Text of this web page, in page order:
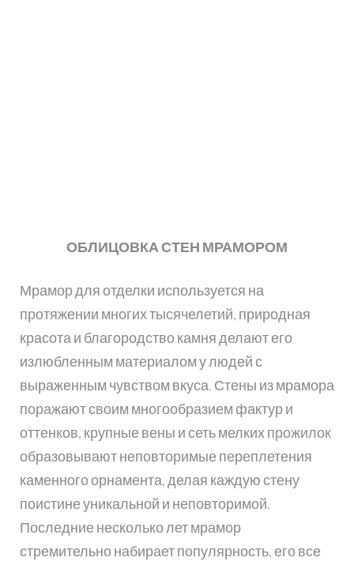
ОБЛИЦОВКА СТЕН МРАМОРОМ
Мрамор для отделки используется на
протяжении многих тысячелетий, природная
красота и благородство камня делают его
излюбленным материалом у людей с
выраженным чувством вкуса. Стены из мрамора
поражают своим многообразием фактур и
оттенков, крупные вены и сеть мелких прожилок
образовывают неповторимые переплетения
каменного орнамента, делая каждую стену
поистине уникальной и неповторимой.
Последние несколько лет мрамор
стремительно набирает популярность, его все